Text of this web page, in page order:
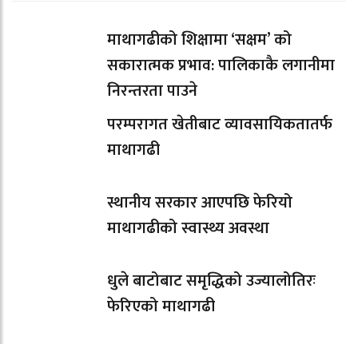
माथागढीको शिक्षामा ‘सक्षम’ को
सकारात्मक प्रभाव: पालिकाकै लगानीमा
निरन्तरता पाउने
परम्परागत खेतीबाट व्यावसायिकतातर्फ
माथागढी
स्थानीय सरकार आएपछि फेरियो
माथागढीको स्वास्थ्य अवस्था
धुले बाटोबाट समृद्धिको उज्यालोतिरः
फेरिएको माथागढी